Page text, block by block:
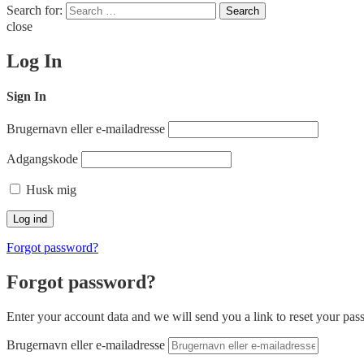
Search for: Search
close
Log In
Sign In
Brugernavn eller e-mailadresse
Adgangskode
Husk mig
Forgot password?
Forgot password?
Enter your account data and we will send you a link to reset your
Brugernavn eller e-mailadresse